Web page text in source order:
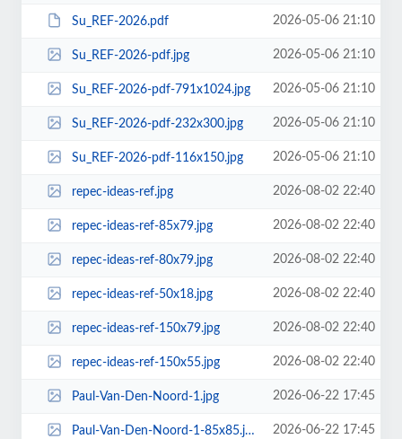
Su_REF-2026.pdf 2026-05-06 21:10
Su_REF-2026-pdf.jpg 2026-05-06 21:10
Su_REF-2026-pdf-791x1024.jpg 2026-05-06 21:10
Su_REF-2026-pdf-232x300.jpg 2026-05-06 21:10
Su_REF-2026-pdf-116x150.jpg 2026-05-06 21:10
repec-ideas-ref.jpg 2026-08-02 22:40
repec-ideas-ref-85x79.jpg 2026-08-02 22:40
repec-ideas-ref-80x79.jpg 2026-08-02 22:40
repec-ideas-ref-50x18.jpg 2026-08-02 22:40
repec-ideas-ref-150x79.jpg 2026-08-02 22:40
repec-ideas-ref-150x55.jpg 2026-08-02 22:40
Paul-Van-Den-Noord-1.jpg 2026-06-22 17:45
Paul-Van-Den-Noord-1-85x85.jpg 2026-06-22 17:45